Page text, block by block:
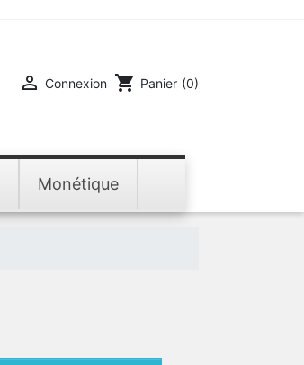
 Connexion shopping_cart Panier (0)
Monétique